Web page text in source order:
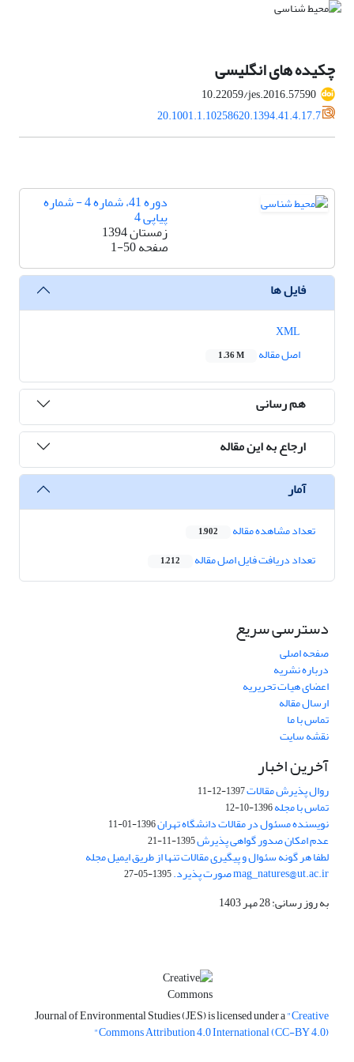
چکیده های انگلیسی
10.22059/jes.2016.57590
20.1001.1.10258620.1394.41.4.17.7
دوره 41، شماره 4 - شماره
پیاپی 4
زمستان 1394
صفحه1-50
فایل ها
اصل مقاله
1.36 M
هم رسانی
ارجاع به این مقاله
آمار
تعداد مشاهده مقاله 1,902
تعداد دریافت فایل اصل مقاله 1,212
دسترسی سریع
صفحه اصلی
درباره نشریه
اعضای هیات تحریریه
ارسال مقاله
تماس با ما
نقشه سایت
آخرین اخبار
روال پذیرش مقالات1397-12-11
تماس با مجله1396-10-12
نویسنده مسئول در مقالات دانشگاه تهران1396-01-11
عدم امکان صدور گواهی پذیرش1395-11-21
لطفا هر گونه سئوال و پیگیری مقالات تنها از طریق ایمیل مجله
mag_natures@ut.ac.ir صورت پذیرد. 1395-05-27
به روز رسانی: 28 مهر 1403
Journal of Environmental Studies (JES) is licensed under a"Creative
Commons Attribution 4.0 International (CC-BY 4.0)"